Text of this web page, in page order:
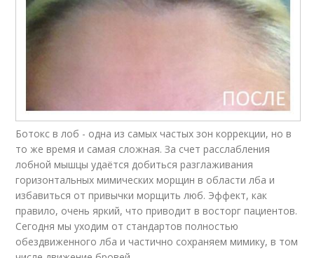
Ботокс в лоб - одна из самых частых зон коррекции, но в
то же время и самая сложная. За счет расслабления
лобной мышцы удаётся добиться разглаживания
горизонтальных мимических морщин в области лба и
избавиться от привычки морщить люб. Эффект, как
правило, очень яркий, что приводит в восторг пациентов.
Сегодня мы уходим от стандартов полностью
обездвиженного лба и частично сохраняем мимику, в том